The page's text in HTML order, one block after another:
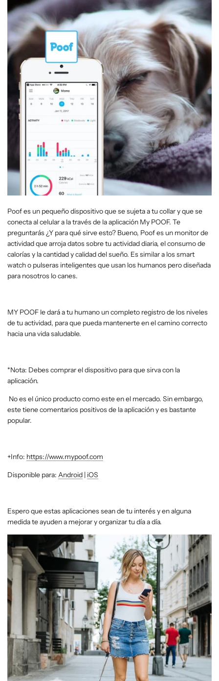
Poof es un pequeño dispositivo que se sujeta a tu collar y que se
conecta al celular a la través de la aplicación My POOF. Te
preguntarás ¿Y para qué sirve esto? Bueno, Poof es un monitor de
actividad que arroja datos sobre tu actividad diaria, el consumo de
calorías y la cantidad y calidad del sueño. Es similar a los smart
watch o pulseras inteligentes que usan los humanos pero diseñada
para nosotros lo canes.
MY POOF le dará a tu humano un completo registro de los niveles
de tu actividad, para que pueda mantenerte en el camino correcto
hacia una vida saludable.
*Nota: Debes comprar el dispositivo para que sirva con la
aplicación.
No es el único producto como este en el mercado. Sin embargo,
este tiene comentarios positivos de la aplicación y es bastante
popular.
+Info: https://www.mypoof.com
Disponible para: Android | iOS
Espero que estas aplicaciones sean de tu interés y en alguna
medida te ayuden a mejorar y organizar tu día a día.